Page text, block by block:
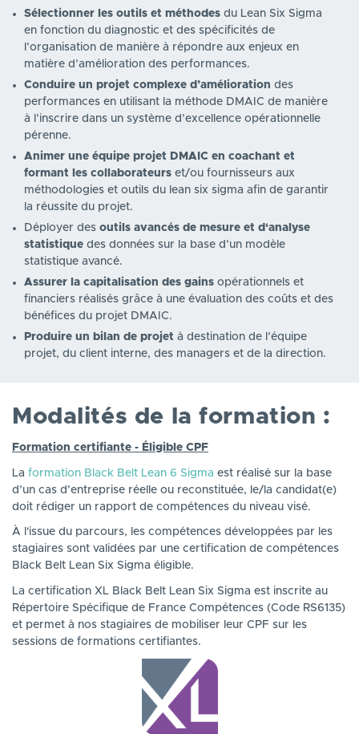
Sélectionner les outils et méthodes du Lean Six Sigma
en fonction du diagnostic et des spécificités de
l’organisation de manière à répondre aux enjeux en
matière d’amélioration des performances.
Conduire un projet complexe d’amélioration des
performances en utilisant la méthode DMAIC de manière
à l’inscrire dans un système d’excellence opérationnelle
pérenne.
Animer une équipe projet DMAIC en coachant et
formant les collaborateurs et/ou fournisseurs aux
méthodologies et outils du lean six sigma afin de garantir
la réussite du projet.
Déployer des outils avancés de mesure et d‘analyse
statistique des données sur la base d’un modèle
statistique avancé.
Assurer la capitalisation des gains opérationnels et
financiers réalisés grâce à une évaluation des coûts et des
bénéfices du projet DMAIC.
Produire un bilan de projet à destination de l’équipe
projet, du client interne, des managers et de la direction.
Modalités de la formation :
Formation certifiante - Éligible CPF
La formation Black Belt Lean 6 Sigma est réalisé sur la base
d’un cas d’entreprise réelle ou reconstituée, le/la candidat(e)
doit rédiger un rapport de compétences du niveau visé.
À l'issue du parcours, les compétences développées par les
stagiaires sont validées par une certification de compétences
Black Belt Lean Six Sigma éligible.
La certification XL Black Belt Lean Six Sigma est inscrite au
Répertoire Spécifique de France Compétences (Code RS6135)
et permet à nos stagiaires de mobiliser leur CPF sur les
sessions de formations certifiantes.